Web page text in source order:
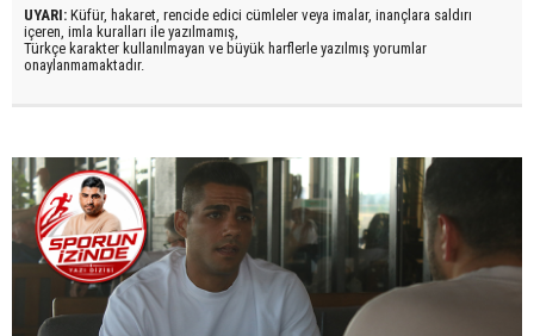
UYARI: Küfür, hakaret, rencide edici cümleler veya imalar, inançlara saldırı
içeren, imla kuralları ile yazılmamış,
Türkçe karakter kullanılmayan ve büyük harflerle yazılmış yorumlar
onaylanmamaktadır.